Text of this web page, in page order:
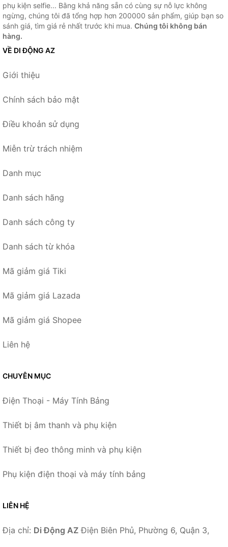
phụ kiện selfie... Bằng khả năng sẵn có cùng sự nỗ lực không
ngừng, chúng tôi đã tổng hợp hơn 200000 sản phẩm, giúp bạn so
sánh giá, tìm giá rẻ nhất trước khi mua. Chúng tôi không bán
hàng.
VỀ DI ĐỘNG AZ
Giới thiệu
Chính sách bảo mật
Điều khoản sử dụng
Miễn trừ trách nhiệm
Danh mục
Danh sách hãng
Danh sách công ty
Danh sách từ khóa
Mã giảm giá Tiki
Mã giảm giá Lazada
Mã giảm giá Shopee
Liên hệ
CHUYÊN MỤC
Điện Thoại - Máy Tính Bảng
Thiết bị âm thanh và phụ kiện
Thiết bị đeo thông minh và phụ kiện
Phụ kiện điện thoại và máy tính bảng
LIÊN HỆ
Địa chỉ: Di Động AZ Điện Biên Phủ, Phường 6, Quận 3,